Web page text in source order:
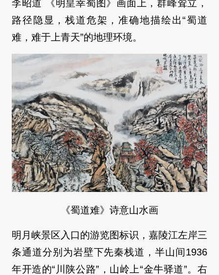
李昭道 《明皇幸蜀图》画面上，群峰耸立，
路径隐显，栈道危架，准确地描绘出“蜀道
难，难于上青天”的地理环境。
《蜀道难》诗意山水画
明月峡景区入口的游览图标识，嘉陵江左岸三
条通道分别为岩壁下先秦栈道，半山间1936
年开造的“川陕公路”，山岭上“金牛驿道”。右